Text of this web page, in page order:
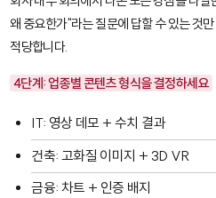
왜 중요한가"라는 질문에 답할 수 있는 것
적당합니다.
4단계: 업종별 콘텐츠 형식을 결정하세요
IT: 영상 데모 + 수치 결과
건축: 고화질 이미지 + 3D VR
금융: 차트 + 인증 배지